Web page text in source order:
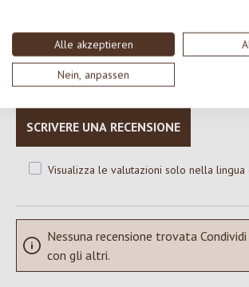
Alle akzeptieren
Nein, anpassen
Valutazione media di 0 su 5 stelle
Formula una valutazione!
Condividi le tue esperienze con il prodotto
SCRIVERE UNA RECENSIONE
Visualizza le valutazioni solo nella lingua
Nessuna recensione trovata
con gli altri.